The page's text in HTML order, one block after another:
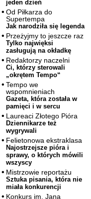
jeden dzień
Od Piłkarza do
Supertempa
Jak narodziła się legenda
Przeżyjmy to jeszcze raz
Tylko najwięksi
zasługują na okładkę
Redaktorzy naczelni
Ci, którzy sterowali
„okrętem Tempo“
Tempo we
wspomnieniach
Gazeta, która została w
pamięci i w sercu
Laureaci Złotego Pióra
Dziennikarze też
wygrywali
Felietonowa ekstraklasa
Najostrzejsze pióra i
sprawy, o których mówili
wszyscy
Mistrzowie reportażu
Sztuka pisania, która nie
miała konkurencji
Konkurs im. Jana